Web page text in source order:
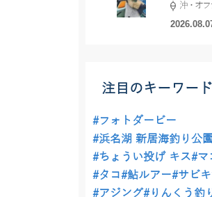
グ行って
した！
沖・オ
注目のキーワード
#フォトダービー
#浜名湖 新居海釣り公園
#ちょうい投げ キス#マ
#タコ#鮎ルアー#サビキ
#アジング#りんくう釣